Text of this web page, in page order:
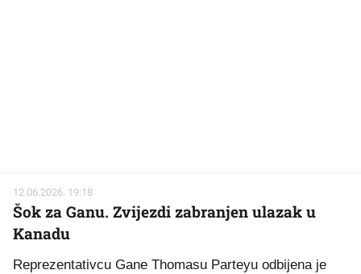
12.06.2026. 19:18
Šok za Ganu. Zvijezdi zabranjen ulazak u
Kanadu
Reprezentativcu Gane Thomasu Parteyu odbijena je